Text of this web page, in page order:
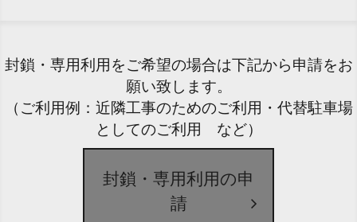
封鎖・専用利用をご希望の場合は下記から申請をお
願い致します。
（ご利用例：近隣工事のためのご利用・代替駐車場
としてのご利用 など）
封鎖・専用利用の申
請